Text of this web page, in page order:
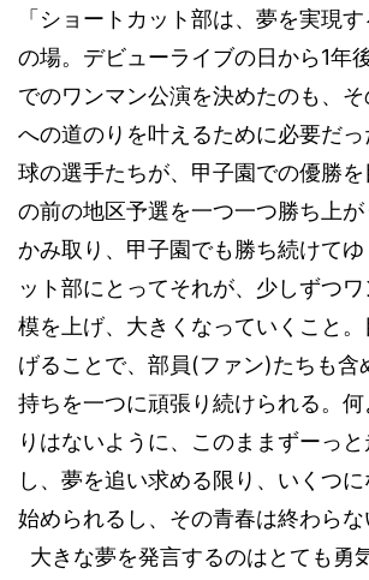
「ショートカット部は、夢を実現
の場。デビューライブの日から1年
でのワンマン公演を決めたのも、
への道のりを叶えるために必要だ
球の選手たちが、甲子園での優勝を
の前の地区予選を一つ一つ勝ち上
かみ取り、甲子園でも勝ち続けて
ット部にとってそれが、少しずつ
模を上げ、大きくなっていくこと
げることで、部員 (ファン)たちも含
持ちを一つに頑張り続けられる。
りはないように、このままずーっ
し、夢を追い求める限り、いくつ
始められるし、その青春は終わらな
大きな夢を発言するのはとても勇